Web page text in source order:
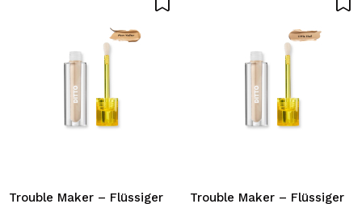
Ich habe hier kein Konto
Durch die Erstellung eines Kontos bei Maquillalia.de
Trouble Maker – Flüssiger
Trouble Maker – Flüssiger